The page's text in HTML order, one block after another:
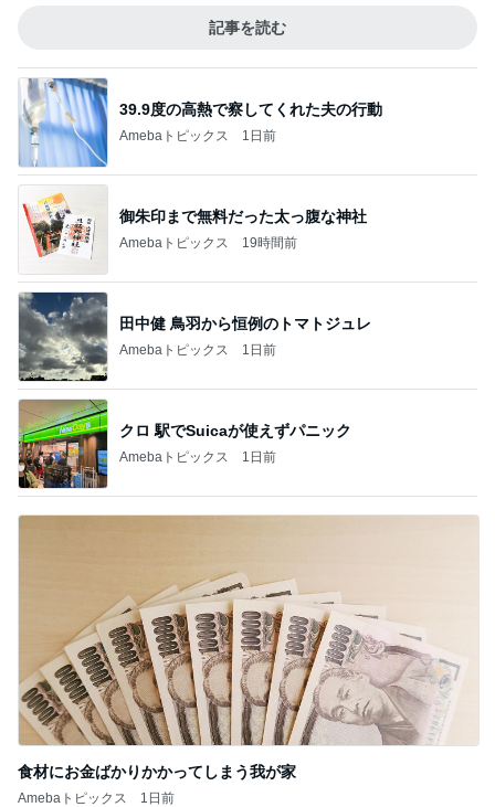
記事を読む
39.9度の高熱で察してくれた夫の行動
Amebaトピックス 1日前
御朱印まで無料だった太っ腹な神社
Amebaトピックス 19時間前
田中健 鳥羽から恒例のトマトジュレ
Amebaトピックス 1日前
クロ 駅でSuicaが使えずパニック
Amebaトピックス 1日前
食材にお金ばかりかかってしまう我が家
Amebaトピックス 1日前